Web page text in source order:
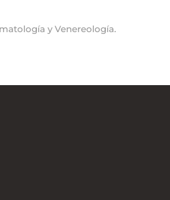
y Venereología.